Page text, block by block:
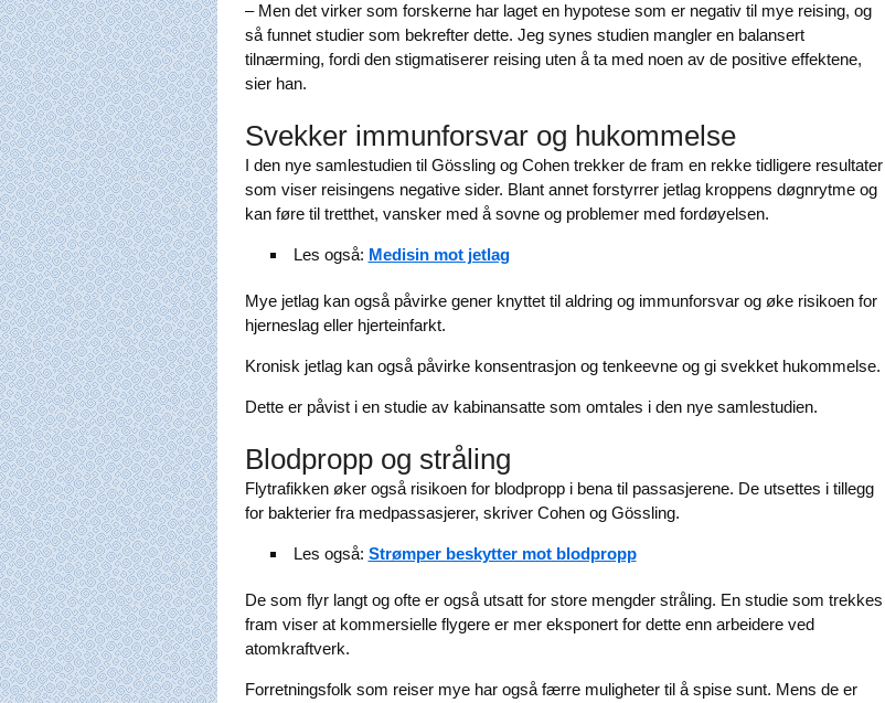
– Men det virker som forskerne har laget en hypotese som er negativ til mye reising, og
så funnet studier som bekrefter dette. Jeg synes studien mangler en balansert
tilnærming, fordi den stigmatiserer reising uten å ta med noen av de positive effektene,
sier han.
Svekker immunforsvar og hukommelse
I den nye samlestudien til Gössling og Cohen trekker de fram en rekke tidligere resultater
som viser reisingens negative sider. Blant annet forstyrrer jetlag kroppens døgnrytme og
kan føre til tretthet, vansker med å sovne og problemer med fordøyelsen.
Les også: Medisin mot jetlag
Mye jetlag kan også påvirke gener knyttet til aldring og immunforsvar og øke risikoen for
hjerneslag eller hjerteinfarkt.
Kronisk jetlag kan også påvirke konsentrasjon og tenkeevne og gi svekket hukommelse.
Dette er påvist i en studie av kabinansatte som omtales i den nye samlestudien.
Blodpropp og stråling
Flytrafikken øker også risikoen for blodpropp i bena til passasjerene. De utsettes i tillegg
for bakterier fra medpassasjerer, skriver Cohen og Gössling.
Les også: Strømper beskytter mot blodpropp
De som flyr langt og ofte er også utsatt for store mengder stråling. En studie som trekkes
fram viser at kommersielle flygere er mer eksponert for dette enn arbeidere ved
atomkraftverk.
Forretningsfolk som reiser mye har også færre muligheter til å spise sunt. Mens de er